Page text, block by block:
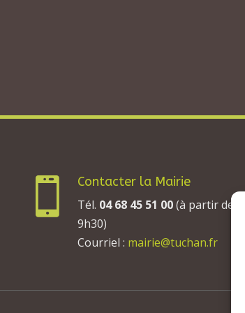

Contacter la Mairie
Tél. 04 68 45 51 00(à partir de
9h30)
Courriel : mairie@tuchan.fr